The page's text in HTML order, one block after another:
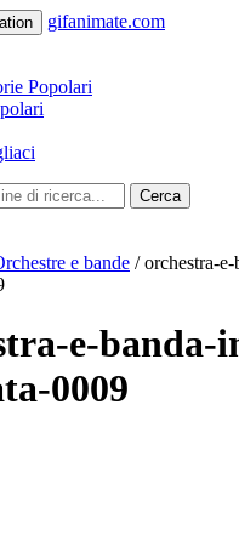
gifanimate.com
Popolari
Cerca
e bande / orchestra-
e-banda-
0009